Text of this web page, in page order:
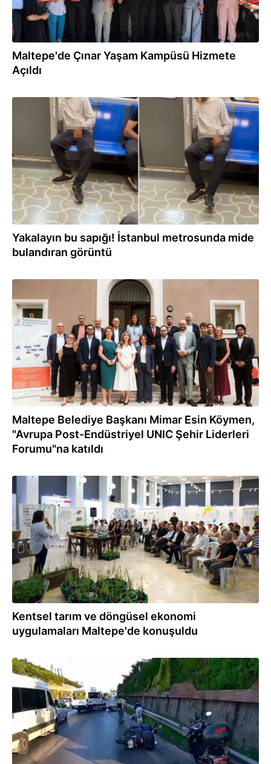
Maltepe'de Çınar Yaşam Kampüsü Hizmete
Açıldı
10.07.2026
Yakalayın bu sapığı! İstanbul metrosunda mide
bulandıran görüntü
Maltepe Belediye Başkanı Mimar Esin Köymen,
"Avrupa Post-Endüstriyel UNIC Şehir Liderleri
Forumu"na katıldı
Kentsel tarım ve döngüsel ekonomi
uygulamaları Maltepe'de konuşuldu
06.07.2026